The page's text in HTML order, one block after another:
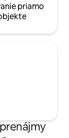
priamo